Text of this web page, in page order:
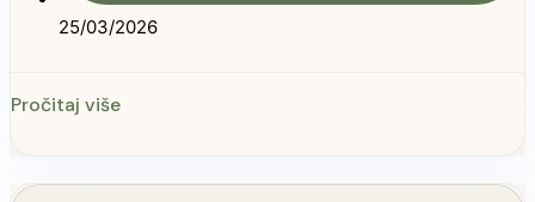
25/03/2026
Pročitaj više